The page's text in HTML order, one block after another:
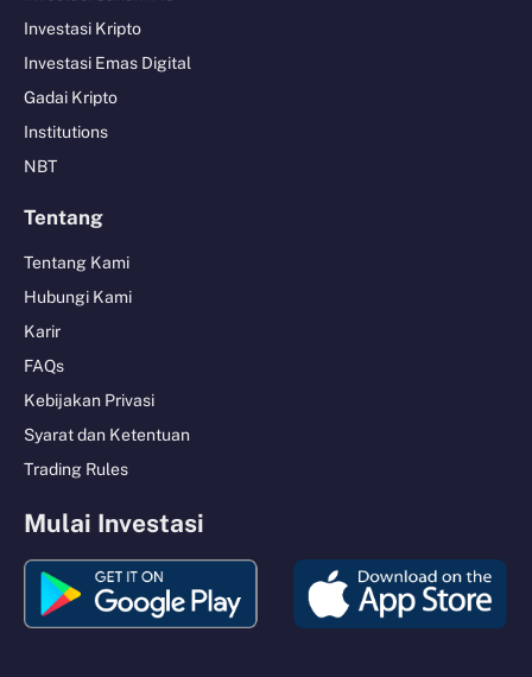
Investasi Kripto
Investasi Emas Digital
Gadai Kripto
Institutions
NBT
Tentang
Tentang Kami
Hubungi Kami
Karir
FAQs
Kebijakan Privasi
Syarat dan Ketentuan
Trading Rules
Mulai Investasi